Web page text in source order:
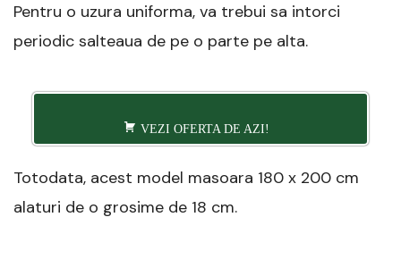
Pentru o uzura uniforma, va trebui sa intorci
periodic salteaua de pe o parte pe alta.
VEZI OFERTA DE AZI!
Totodata, acest model masoara 180 x 200 cm
alaturi de o grosime de 18 cm.